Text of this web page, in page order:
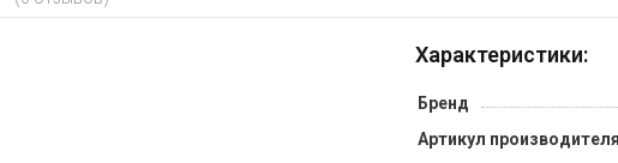
Характеристики:
Бренд
Артикул производителя